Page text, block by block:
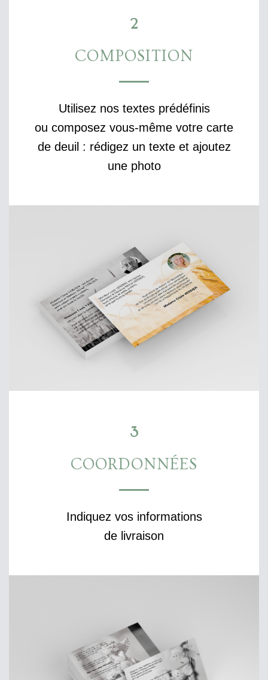
2
COMPOSITION
Utilisez nos textes prédéfinis
ou composez vous-même votre carte
de deuil : rédigez un texte et ajoutez
une photo
3
COORDONNÉES
Indiquez vos informations
de livraison